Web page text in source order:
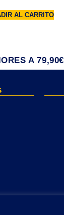
AL CARRITO
A 79,90€